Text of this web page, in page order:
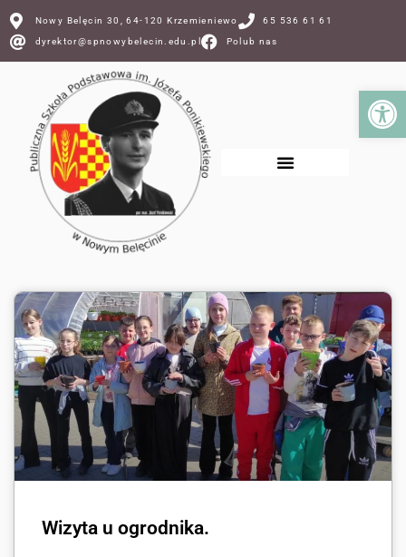
Nowy Belęcin 30, 64-120 Krzemieniewo 65 536 61 61
dyrektor@spnowybelecin.edu.pl Polub nas
Wizyta u ogrodnika.